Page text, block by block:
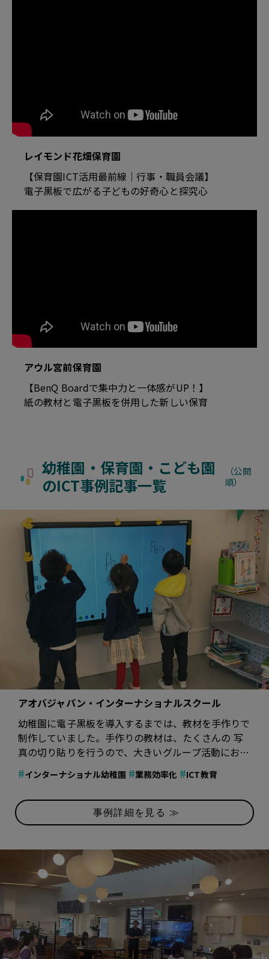
レイモンド花畑保育園
【保育園ICT活用最前線｜行事・職員会議】
電子黒板で広がる子どもの好奇心と探究心
アウル宮前保育園
【BenQ Boardで集中力と一体感がUP！】
紙の教材と電子黒板を併用した新しい保育
幼稚園・保育園・こども園
のICT事例記事一覧
（公開
順）
アオバジャパン・インターナショナルスクール
幼稚園に電子黒板を導入するまでは、教材を手作りで
制作していました。手作りの教材は、たくさんの 写
真の切り貼りを行うので、大きいグループ活動におい
が必要でした。
#インターナショナル幼稚園 #業務効率化 #ICT教育
事例詳細を見る ≫